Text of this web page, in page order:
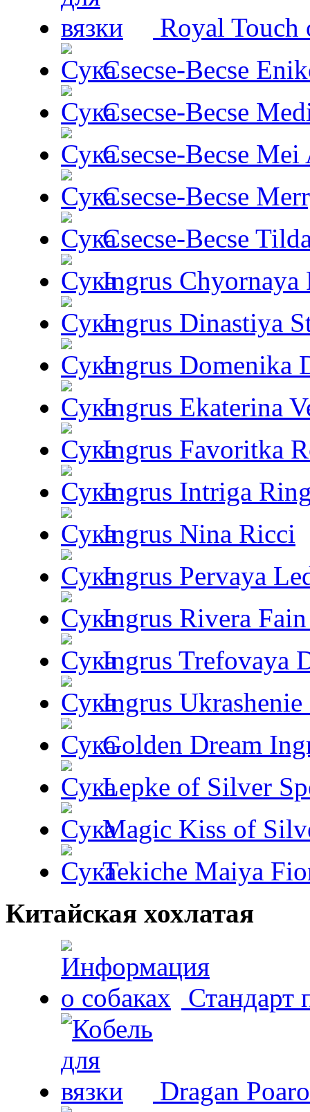
Royal Touch
Csecse-Becse
Csecse-Becse
Csecse-Becse Mei
Csecse-Becse
Csecse-Becse
Ingrus Chyornaya
Ingrus Dinastiya
Ingrus Domenika
Ingrus Ekaterina
Ingrus Favoritka
Ingrus Intriga
Ingrus Nina Ricci
Ingrus Pervaya
Ingrus Rivera
Ingrus Trefovaya
Ingrus Ukrashenie
Golden Dream
Lepke of Silver
Magic Kiss of
Tekiche Maiya
Китайская хохлатая
Dragan